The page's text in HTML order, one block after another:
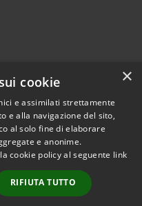
Copyright © 2026 • Comune di
Cattolica • Powered by
Municipium•
Accesso
redazione
×
cookie
e assimilati strettamente
e alla navigazione del sito,
al solo fine di elaborare
e anonime.
cookie policy al seguente link
RIFIUTA TUTTO